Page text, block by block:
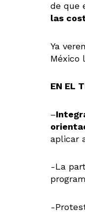
de que
las
Ya
México
EN EL
–
aplicar
-La
-